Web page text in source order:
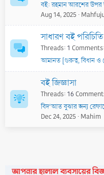
বই: রহমান আরশের উপর
Aug 14, 2025
সাধারণ বই পরিচিতি
Threads 1 Comments
আমানত [গুরুত্ব, বিধান ও
বই জিজ্ঞাসা
Threads 16
বিদ‘আত বুঝার জন্য
Dec 24, 2025 Mahim